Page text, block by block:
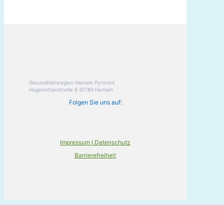
Gesundheitsregion Hameln Pyrmont
Hugenottenstraße 6 31785 Hameln
Folgen Sie uns auf:
Impressum I Datenschutz
Barrierefreiheit